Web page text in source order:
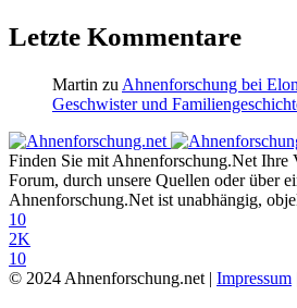
Letzte Kommentare
Martin zu Ahnenforschung bei
Geschwister und
Finden Sie mit Ahnenforschung.Net Ihre
Forum, durch unsere Quellen oder über
Ahnenforschung.Net ist unabhängig,
10
2K
10
© 2024 Ahnenforschung.net | Impressum